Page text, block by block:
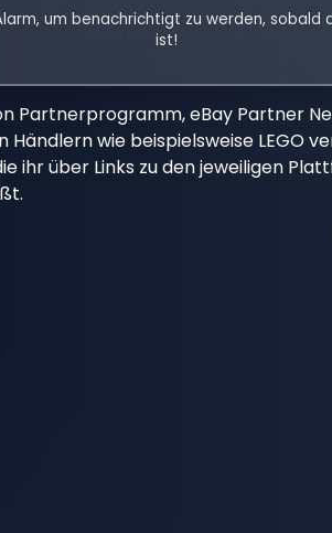
um benachrichtigt zu werden,
ist!
Partnerprogramm, eBay Partner
wie beispielsweise LEGO
ihr über Links zu den jeweiligen